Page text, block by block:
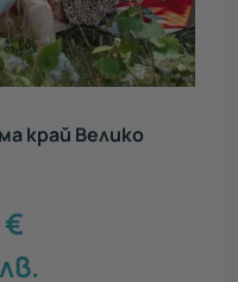
край Велико
€
лв.